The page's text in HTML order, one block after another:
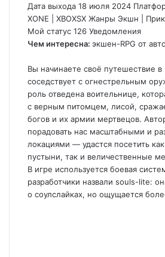
Дата выхода 18 июля 2024
XONE
XBOXSX Жанры Экшн
Мой статус 126 Уведомления
Чем интересна: экшен-RPG от
Вы начинаете своё путешествие
соседствует с огнестрельным
роль отведена воительнице,
с верным питомцем, лисой,
богов и их армии мертвецов.
порадовать нас масштабными и
локациями — удастся посетить
пустыни, так и величественные
В игре используется боевая
разработчики назвали souls-lite:
о соулслайках, но ощущается